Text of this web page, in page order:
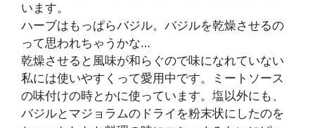
います。
ハーブはもっぱらバジル。バジルを乾燥させるの
って思われちゃうかな…
乾燥させると風味が和らぐので味になれていない
私には使いやすくって愛用中です。ミートソース
の味付けの時とかに使っています。塩以外にも、
バジルとマジョラムのドライを粉末状にしたのを